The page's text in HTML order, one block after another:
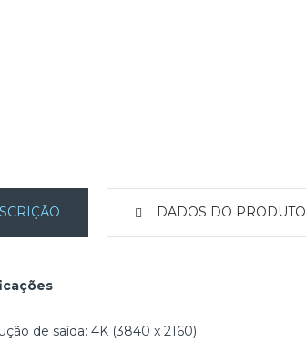
DADOS DO PRODUTO
de saída: 4K (3840 x 2160)